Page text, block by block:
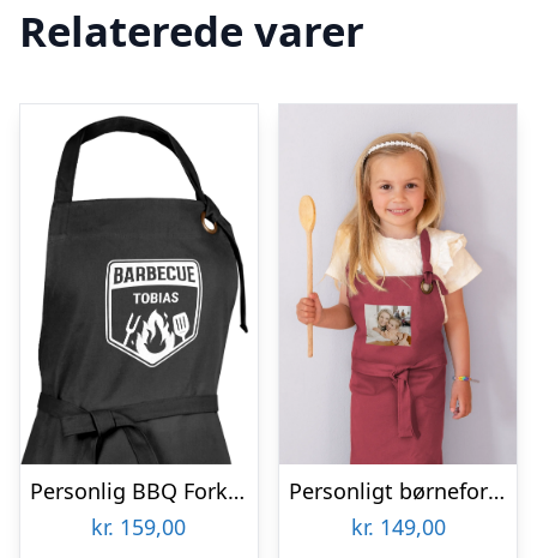
Relaterede varer
Personlig BBQ Forklæde
kr. 159,00
Personligt børneforklæde – bordeaux
kr. 149,00